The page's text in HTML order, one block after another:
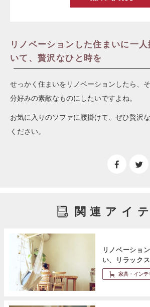
リノベーションした住まいに一
いて、贅沢なひと時を
せっかく住まいをリノベーションしたら、
分好みの素敵なものにしたいですよね。
お気に入りのソファに腰掛けて、ぜひ贅沢
ください。
関連アイ
リノベーショ
い、リラック
家具・インテ